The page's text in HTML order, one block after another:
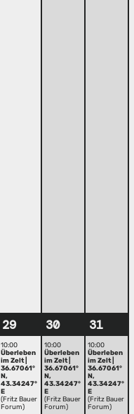
29
10:00
Überleben
im Zelt |
36.67061°
N,
43.34247°
E
(Fritz Bauer
Forum)
30
10:00
Überleben
im Zelt |
36.67061°
N,
43.34247°
E
(Fritz Bauer
Forum)
31
10:00
Überleben
im Zelt |
36.67061°
N,
43.34247°
E
(Fritz Bauer
Forum)